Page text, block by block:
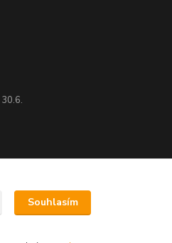
Souhlasím